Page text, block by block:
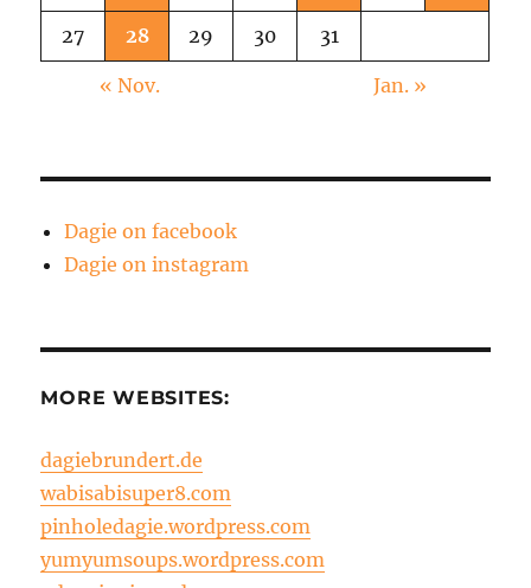
27 28 29 30 31
« Nov. Jan. »
Dagie on facebook
Dagie on instagram
MORE WEBSITES:
dagiebrundert.de
wabisabisuper8.com
pinholedagie.wordpress.com
yumyumsoups.wordpress.com